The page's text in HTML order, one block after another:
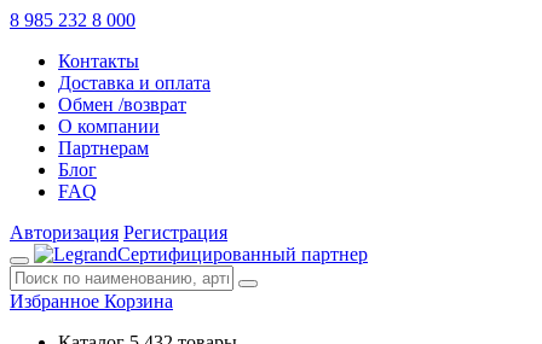
8 985 232 8 000
Контакты
Доставка и оплата
Обмен /возврат
О компании
Партнерам
Блог
FAQ
Авторизация Регистрация
Сертифицированный партнер
Избранное Корзина